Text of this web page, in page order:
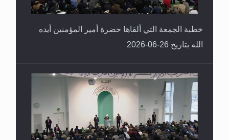
خطبة الجمعة التي ألقاها حضرة أمير المؤمنين أيده
الله بتاريخ 26-06-2026